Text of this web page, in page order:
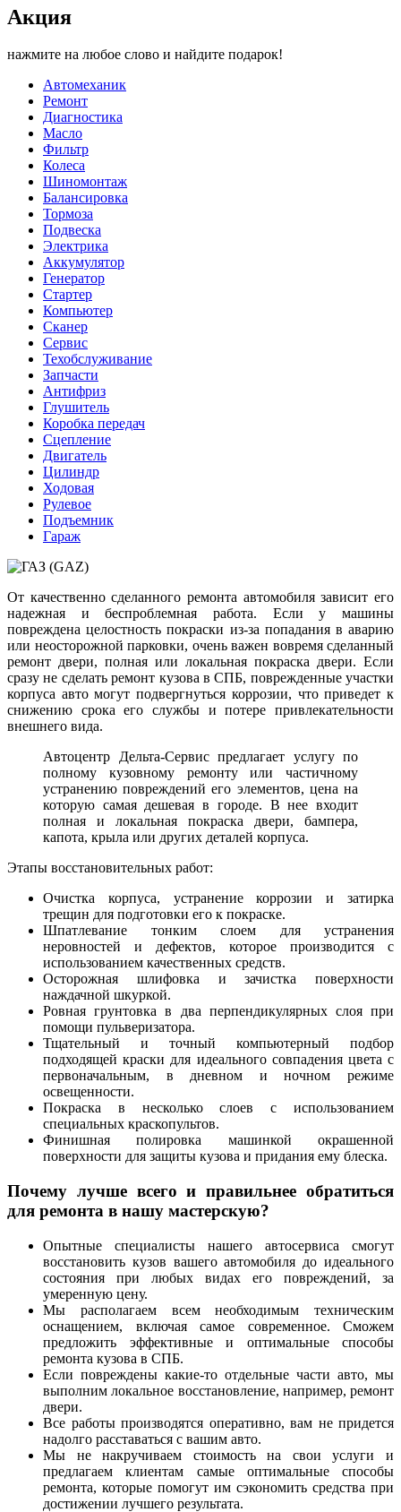
Акция
нажмите на любое слово и найдите подарок!
Автомеханик
Ремонт
Диагностика
Масло
Фильтр
Колеса
Шиномонтаж
Балансировка
Тормоза
Подвеска
Электрика
Аккумулятор
Генератор
Стартер
Компьютер
Сканер
Сервис
Техобслуживание
Запчасти
Антифриз
Глушитель
Коробка передач
Сцепление
Двигатель
Цилиндр
Ходовая
Рулевое
Подъемник
Гараж
От качественно сделанного ремонта автомобиля зависит его
надежная и беспроблемная работа. Если у машины
повреждена целостность покраски из-за попадания в аварию
или неосторожной парковки, очень важен вовремя сделанный
ремонт двери, полная или локальная покраска двери. Если
сразу не сделать ремонт кузова в СПБ, поврежденные участки
корпуса авто могут подвергнуться коррозии, что приведет к
снижению срока его службы и потере привлекательности
внешнего вида.
Автоцентр Дельта-Сервис предлагает услугу по
полному кузовному ремонту или частичному
устранению повреждений его элементов, цена на
которую самая дешевая в городе. В нее входит
полная и локальная покраска двери, бампера,
капота, крыла или других деталей корпуса.
Этапы восстановительных работ:
Очистка корпуса, устранение коррозии и затирка
трещин для подготовки его к покраске.
Шпатлевание тонким слоем для устранения
неровностей и дефектов, которое производится с
использованием качественных средств.
Осторожная шлифовка и зачистка поверхности
наждачной шкуркой.
Ровная грунтовка в два перпендикулярных слоя при
помощи пульверизатора.
Тщательный и точный компьютерный подбор
подходящей краски для идеального совпадения цвета с
первоначальным, в дневном и ночном режиме
освещенности.
Покраска в несколько слоев с использованием
специальных краскопультов.
Финишная полировка машинкой окрашенной
поверхности для защиты кузова и придания ему блеска.
Почему лучше всего и правильнее обратиться
для ремонта в нашу мастерскую?
Опытные специалисты нашего автосервиса смогут
восстановить кузов вашего автомобиля до идеального
состояния при любых видах его повреждений, за
умеренную цену.
Мы располагаем всем необходимым техническим
оснащением, включая самое современное. Сможем
предложить эффективные и оптимальные способы
ремонта кузова в СПБ.
Если повреждены какие-то отдельные части авто, мы
выполним локальное восстановление, например, ремонт
двери.
Все работы производятся оперативно, вам не придется
надолго расставаться с вашим авто.
Мы не накручиваем стоимость на свои услуги и
предлагаем клиентам самые оптимальные способы
ремонта, которые помогут им сэкономить средства при
достижении лучшего результата.